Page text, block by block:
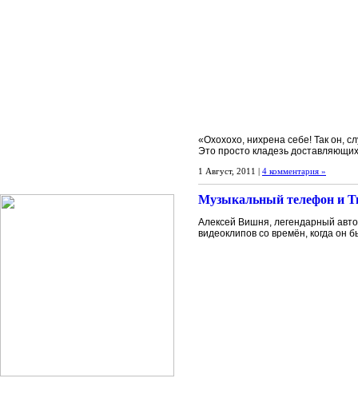
«Охохохо, нихрена себе! Так он,
Это просто кладезь
1 Август, 2011 | 4 комментария »
Музыкальный телефон и
Алексей Вишня, легендарный
видеоклипов со времён, когда он